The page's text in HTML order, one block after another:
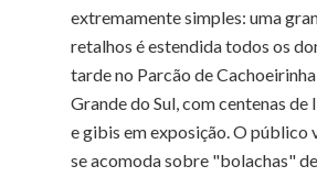
extremamente simples: uma
retalhos é estendida todos os
tarde no Parcão de
Grande do Sul, com centenas de
e gibis em exposição. O público
se acomoda sobre "bolachas"